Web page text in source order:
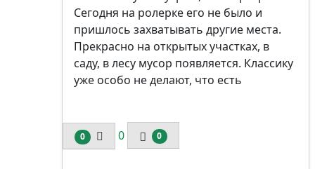
Сегодня на ролерке его не было и
пришлось захватывать другие места.
Прекрасно на открытых участках, в
саду, в лесу мусор появляется. Классику
уже особо не делают, что есть
0 0 0